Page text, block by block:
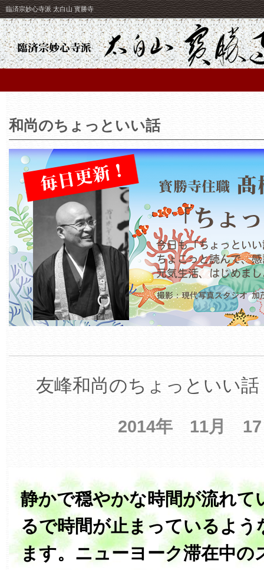
臨済宗妙心寺派 太白山 寳勝寺
和尚のちょっといい話
友峰和尚のちょっといい
2014年 11月
静かで穏やかな時間が流れて
るで時間が止まっているよう
ます。ニューヨーク滞在中の